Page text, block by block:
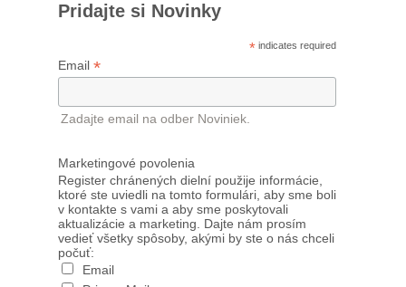
Pridajte si Novinky
* indicates required
Email *
Zadajte email na odber Noviniek.
Marketingové povolenia
Register chránených dielní použije informácie,
ktoré ste uviedli na tomto formulári, aby sme boli
v kontakte s vami a aby sme poskytovali
aktualizácie a marketing. Dajte nám prosím
vedieť všetky spôsoby, akými by ste o nás chceli
počuť:
Email